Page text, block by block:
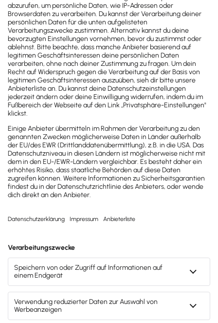
2026
Buchhaltungssoftware
Testsieger
2025
Buchhaltungssoftware
Testsieger
Testsieger Testsieger
2022
Testsieger
2025